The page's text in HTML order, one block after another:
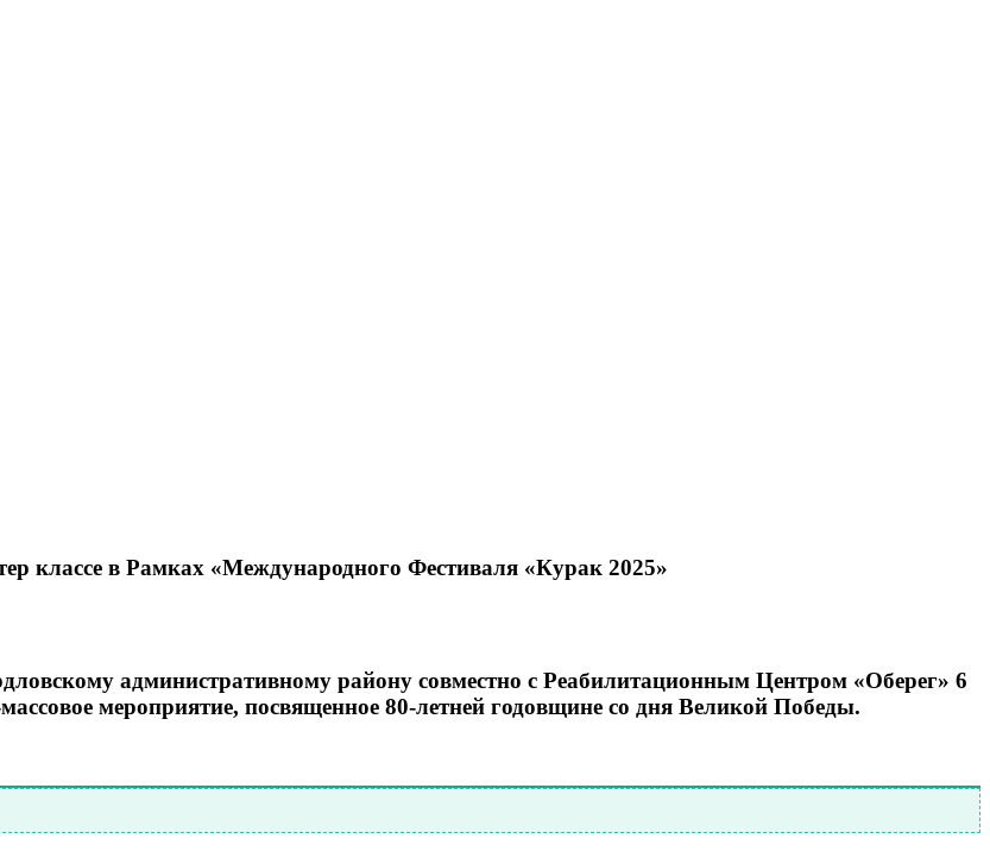
классе в Рамках «Международного Фестиваля «Курак 2025»
административному району совместно с Реабилитационным Центром «Оберег» 6
мероприятие, посвященное 80-летней годовщине со дня Великой Победы.